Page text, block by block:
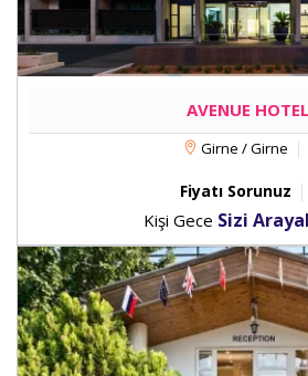
AVENUE HOTEL
Girne / Girne
Fiyatı Sorunuz
Kişi Gece Sizi